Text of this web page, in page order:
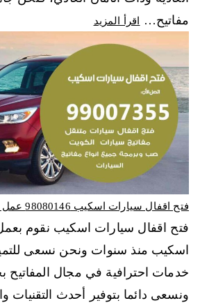
مفاتيح…
اقرأ المزيد
فتح اقفال سيارات اسكيب 98080146‬ عمل مفاتيح سيارات جديدة
فتح اقفال سيارات اسكيب نقوم
اسكيب منذ سنوات ونحن نسعى للتميز
خدمات احترافية في مجال المفاتيح
ونسعى دائما بتوفير أحدث التقنيات